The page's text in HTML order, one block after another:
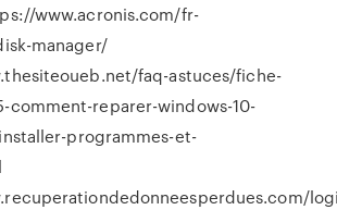
www.acronis.com/fr-
manager/
faq-astuces/fiche-
comment-reparer-windows-10-
programmes-et-